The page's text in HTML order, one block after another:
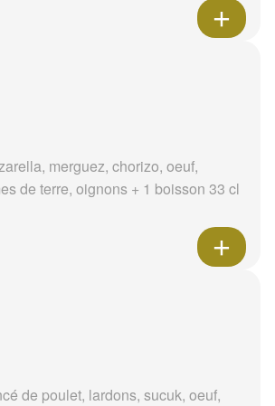
merguez, chorizo, oeuf,
de terre, oignons + 1 boisson 33 cl
de poulet, lardons, sucuk, oeuf,